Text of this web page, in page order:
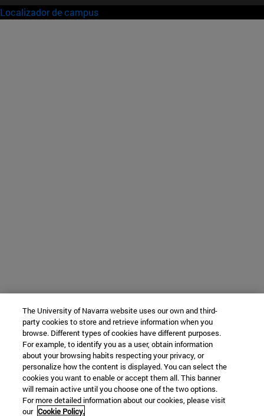
Localizador de campus
The University of Navarra website uses our own and third-
party cookies to store and retrieve information when you
browse. Different types of cookies have different purposes.
For example, to identify you as a user, obtain information
about your browsing habits respecting your privacy, or
personalize how the content is displayed. You can select the
cookies you want to enable or accept them all. This banner
will remain active until you choose one of the two options.
For more detailed information about our cookies, please visit
our Cookie Policy.